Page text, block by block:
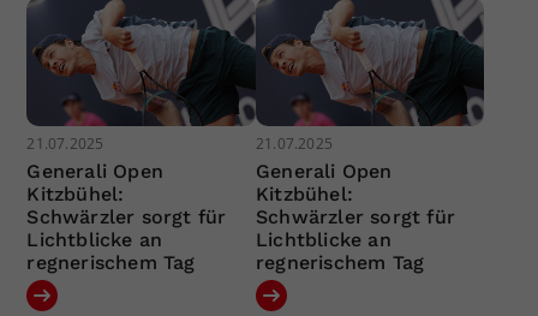
21.07.2025
Generali Open
Kitzbühel:
Schwärzler sorgt für
Lichtblicke an
regnerischem Tag
21.07.2025
Generali Open
Kitzbühel:
Schwärzler sorgt für
Lichtblicke an
regnerischem Tag